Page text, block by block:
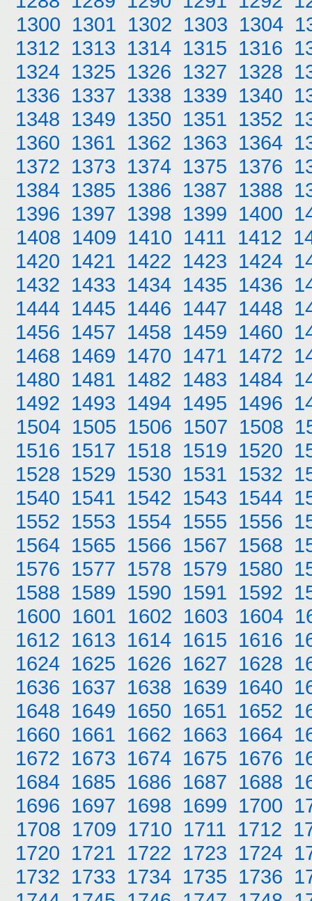
1300 1301 1302 1303 1304
1312 1313 1314 1315 1316
1324 1325 1326 1327 1328
1336 1337 1338 1339 1340
1348 1349 1350 1351 1352
1360 1361 1362 1363 1364
1372 1373 1374 1375 1376
1384 1385 1386 1387 1388
1396 1397 1398 1399 1400
1408 1409 1410 1411 1412
1420 1421 1422 1423 1424
1432 1433 1434 1435 1436
1444 1445 1446 1447 1448
1456 1457 1458 1459 1460
1468 1469 1470 1471 1472
1480 1481 1482 1483 1484
1492 1493 1494 1495 1496
1504 1505 1506 1507 1508
1516 1517 1518 1519 1520
1528 1529 1530 1531 1532
1540 1541 1542 1543 1544
1552 1553 1554 1555 1556
1564 1565 1566 1567 1568
1576 1577 1578 1579 1580
1588 1589 1590 1591 1592
1600 1601 1602 1603 1604
1612 1613 1614 1615 1616
1624 1625 1626 1627 1628
1636 1637 1638 1639 1640
1648 1649 1650 1651 1652
1660 1661 1662 1663 1664
1672 1673 1674 1675 1676
1684 1685 1686 1687 1688
1696 1697 1698 1699 1700
1708 1709 1710 1711 1712
1720 1721 1722 1723 1724
1732 1733 1734 1735 1736